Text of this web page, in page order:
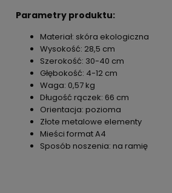
Parametry produktu:
Materiał: skóra ekologiczna
Wysokość: 28,5 cm
Szerokość: 30-40 cm
Głębokość: 4-12 cm
Waga: 0,57 kg
Długość rączek: 66 cm
Orientacja: pozioma
Złote metalowe elementy
Mieści format A4
Sposób noszenia: na ramię